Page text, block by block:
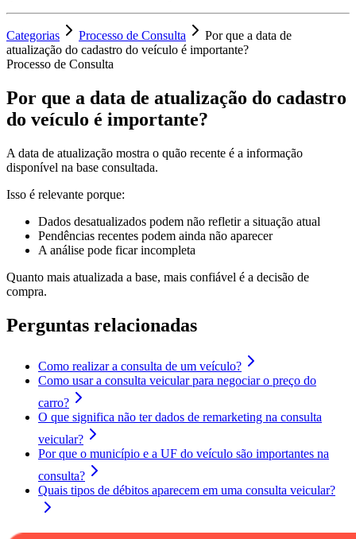
Categorias Processo de Consulta
Por que a data de
atualização do cadastro do veículo é importante?
Processo de Consulta
Por que a data de atualização do cadastro
do veículo é importante?
A data de atualização mostra o quão recente é a informação
disponível na base consultada.
Isso é relevante porque:
Dados desatualizados podem não refletir a situação atual
Pendências recentes podem ainda não aparecer
A análise pode ficar incompleta
Quanto mais atualizada a base, mais confiável é a decisão de
compra.
Perguntas relacionadas
Como realizar a consulta de um veículo?
Como usar a consulta veicular para negociar o preço do
carro?
O que significa não ter dados de remarketing na consulta
veicular?
Por que o município e a UF do veículo são importantes na
consulta?
Quais tipos de débitos aparecem em uma consulta veicular?